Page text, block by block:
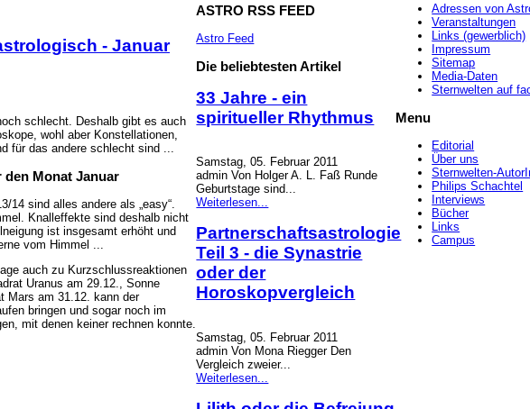
- Januar
schlecht. Deshalb gibt es auch
wohl aber Konstellationen,
für das andere schlecht sind ...
Januar
14 sind alles andere als „easy“.
Knalleffekte sind deshalb nicht
ist insgesamt erhöht und
vom Himmel ...
auch zu Kurzschlussreaktionen
Uranus am 29.12., Sonne
Mars am 31.12. kann der
bringen und sogar noch im
mit denen keiner rechnen konnte.
ASTRO RSS FEED
Astro Feed
Die beliebtesten Artikel
33 Jahre - ein
spiritueller Rhythmus
Samstag, 05. Februar 2011
admin Von Holger A. L. Faß Runde
Geburtstage sind...
Weiterlesen...
Partnerschaftsastrologie
Teil 3 - die Synastrie
oder der
Horoskopvergleich
Samstag, 05. Februar 2011
admin Von Mona Riegger Den
Vergleich zweier...
Weiterlesen...
Adressen von
Veranstaltungen
Links (gewerblich)
Impressum
Sitemap
Media-Daten
Sternwelten auf
Menu
Editorial
Über uns
Sternwelten-
Philips Schachtel
Interviews
Bücher
Links
Campus